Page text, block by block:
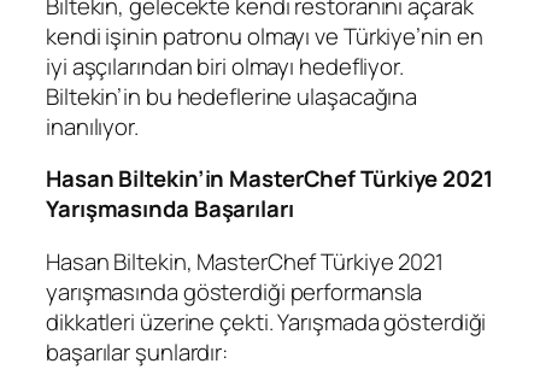
kendi işinin patronu olmayı ve Türkiye’nin en
iyi aşçılarından biri olmayı hedefliyor.
Biltekin’in bu hedeflerine ulaşacağına
inanılıyor.
Hasan Biltekin’in MasterChef Türkiye 2021
Yarışmasında Başarıları
Hasan Biltekin, MasterChef Türkiye 2021
yarışmasında gösterdiği performansla
dikkatleri üzerine çekti. Yarışmada gösterdiği
başarılar şunlardır: